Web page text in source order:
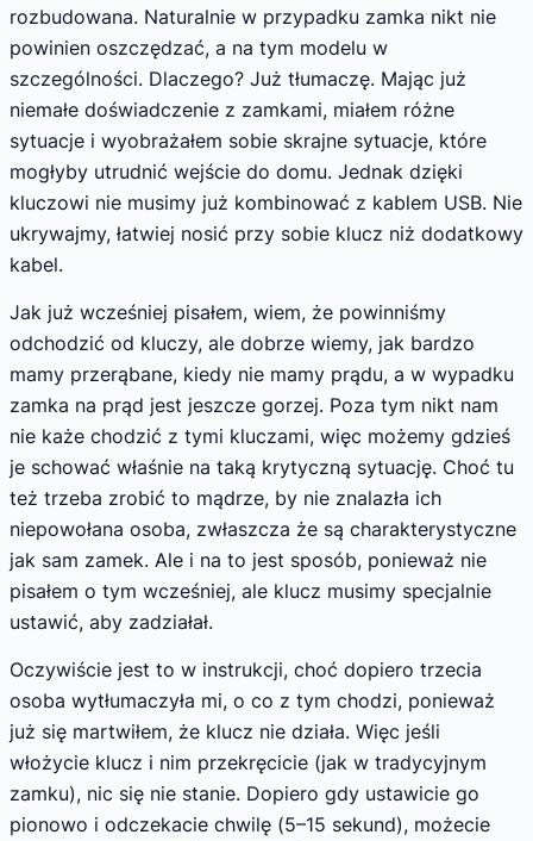
rozbudowana. Naturalnie w przypadku zamka nikt nie
powinien oszczędzać, a na tym modelu w
szczególności. Dlaczego? Już tłumaczę. Mając już
niemałe doświadczenie z zamkami, miałem różne
sytuacje i wyobrażałem sobie skrajne sytuacje, które
mogłyby utrudnić wejście do domu. Jednak dzięki
kluczowi nie musimy już kombinować z kablem USB. Nie
ukrywajmy, łatwiej nosić przy sobie klucz niż dodatkowy
kabel.
Jak już wcześniej pisałem, wiem, że powinniśmy
odchodzić od kluczy, ale dobrze wiemy, jak bardzo
mamy przerąbane, kiedy nie mamy prądu, a w wypadku
zamka na prąd jest jeszcze gorzej. Poza tym nikt nam
nie każe chodzić z tymi kluczami, więc możemy gdzieś
je schować właśnie na taką krytyczną sytuację. Choć tu
też trzeba zrobić to mądrze, by nie znalazła ich
niepowołana osoba, zwłaszcza że są charakterystyczne
jak sam zamek. Ale i na to jest sposób, ponieważ nie
pisałem o tym wcześniej, ale klucz musimy specjalnie
ustawić, aby zadziałał.
Oczywiście jest to w instrukcji, choć dopiero trzecia
osoba wytłumaczyła mi, o co z tym chodzi, ponieważ
już się martwiłem, że klucz nie działa. Więc jeśli
włożycie klucz i nim przekręcicie (jak w tradycyjnym
zamku), nic się nie stanie. Dopiero gdy ustawicie go
pionowo i odczekacie chwilę (5–15 sekund), możecie